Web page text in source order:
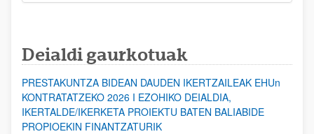
Deialdi gaurkotuak
PRESTAKUNTZA BIDEAN DAUDEN IKERTZAILEAK EHUn
KONTRATATZEKO 2026 I EZOHIKO DEIALDIA,
IKERTALDE/IKERKETA PROIEKTU BATEN BALIABIDE
PROPIOEKIN FINANTZATURIK